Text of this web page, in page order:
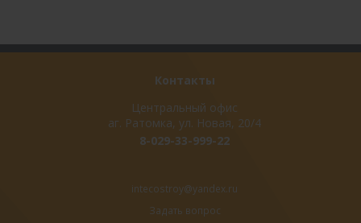
Контакты
Центральный офис
аг. Ратомка, ул. Новая, 20/4
8-029-33-999-22
intecostroy@yandex.ru
Задать вопрос